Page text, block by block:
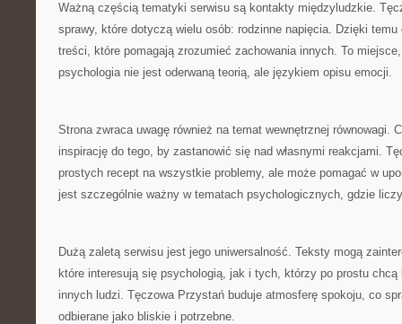
Ważną częścią tematyki serwisu są kontakty międzyludzkie.
sprawy, które dotyczą wielu osób: rodzinne napięcia. Dzięki
treści, które pomagają zrozumieć zachowania innych. To
psychologia nie jest oderwaną teorią, ale językiem opisu emocji.
Strona zwraca uwagę również na temat wewnętrznej równowagi.
inspirację do tego, by zastanowić się nad własnymi reakcjami.
prostych recept na wszystkie problemy, ale może pomagać w
jest szczególnie ważny w tematach psychologicznych, gdzie
Dużą zaletą serwisu jest jego uniwersalność. Teksty mogą
które interesują się psychologią, jak i tych, którzy po prostu chcą
innych ludzi. Tęczowa Przystań buduje atmosferę spokoju, co
odbierane jako bliskie i potrzebne.